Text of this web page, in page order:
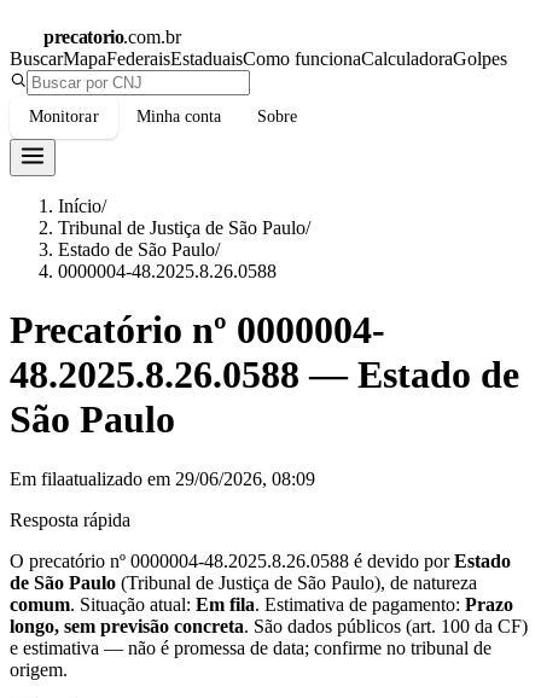
precatorio.com.br
BuscarMapaFederaisEstaduaisComo funcionaCalculadoraGolpes
Monitorar Minha conta Sobre
Início/
Tribunal de Justiça de São Paulo/
Estado de São Paulo/
0000004-48.2025.8.26.0588
Precatório nº 0000004-
48.2025.8.26.0588 —Estado de
São Paulo
Em filaatualizado em 29/06/2026, 08:09
Resposta rápida
O precatório nº 0000004-48.2025.8.26.0588 é devido porEstado
de São Paulo (Tribunal de Justiça de São Paulo), de natureza
comum. Situação atual: Em fila. Estimativa de pagamento: Prazo
longo, sem previsão concreta. São dados públicos (art. 100 da CF)
e estimativa — não é promessa de data; confirme no tribunal de
origem.